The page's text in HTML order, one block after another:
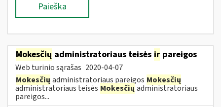
Paieška
Mokesčių administratoriaus teisės ir pareigos
Web turinio sąrašas 2020-04-07
Mokesčių administratoriaus pareigos Mokesčių
administratoriaus teisės Mokesčių administratoriaus
pareigos...